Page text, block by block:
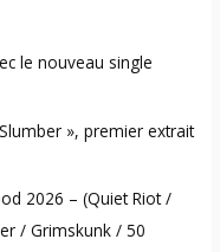
le nouveau single
», premier extrait
2026 – (Quiet Riot /
/ Grimskunk / 50